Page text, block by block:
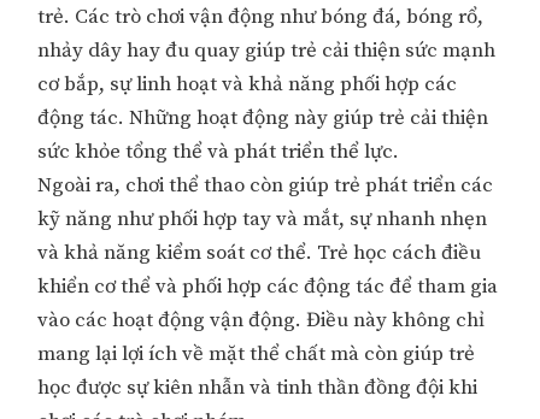
trẻ. Các trò chơi vận động như bóng đá, bóng rổ,
nhảy dây hay đu quay giúp trẻ cải thiện sức mạnh
cơ bắp, sự linh hoạt và khả năng phối hợp các
động tác. Những hoạt động này giúp trẻ cải thiện
sức khỏe tổng thể và phát triển thể lực.
Ngoài ra, chơi thể thao còn giúp trẻ phát triển các
kỹ năng như phối hợp tay và mắt, sự nhanh nhẹn
và khả năng kiểm soát cơ thể. Trẻ học cách điều
khiển cơ thể và phối hợp các động tác để tham gia
vào các hoạt động vận động. Điều này không chỉ
mang lại lợi ích về mặt thể chất mà còn giúp trẻ
học được sự kiên nhẫn và tinh thần đồng đội khi